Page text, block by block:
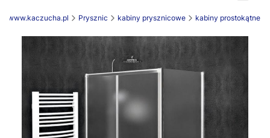
www.kaczucha.pl Prysznic kabiny prysznicowe kabiny prostokątne